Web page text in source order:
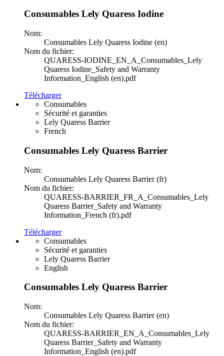
Consumables Lely Quaress Iodine
Nom:
Consumables Lely Quaress Iodine (en)
Nom du fichier:
QUARESS-IODINE_EN_A_Consumables_Lely
Quaress Iodine_Safety and Warranty
Information_English (en).pdf
Télécharger
Consumables
Sécurité et garanties
Lely Quaress Barrier
French
Consumables Lely Quaress Barrier
Nom:
Consumables Lely Quaress Barrier (fr)
Nom du fichier:
QUARESS-BARRIER_FR_A_Consumables_Lely
Quaress Barrier_Safety and Warranty
Information_French (fr).pdf
Télécharger
Consumables
Sécurité et garanties
Lely Quaress Barrier
English
Consumables Lely Quaress Barrier
Nom:
Consumables Lely Quaress Barrier (en)
Nom du fichier:
QUARESS-BARRIER_EN_A_Consumables_Lely
Quaress Barrier_Safety and Warranty
Information_English (en).pdf